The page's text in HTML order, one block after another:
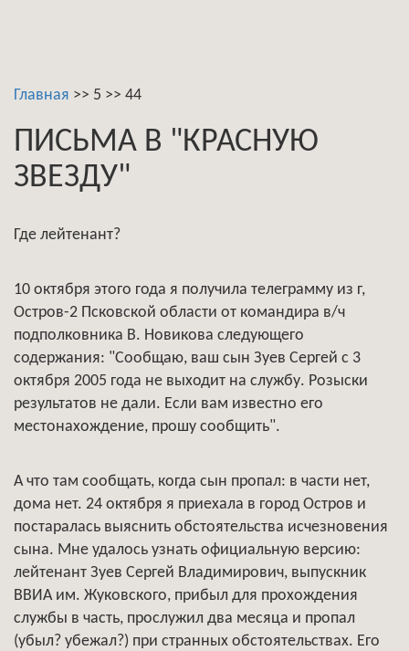
Главная >> 5 >> 44
ПИСЬМА В "КРАСНУЮ
ЗВЕЗДУ"
Где лейтенант?
10 октября этого года я получила телеграмму из г,
Остров-2 Псковской области от командира в/ч
подполковника В. Новикова следующего
содержания: "Сообщаю, ваш сын Зуев Сергей с 3
октября 2005 года не выходит на службу. Розыски
результатов не дали. Если вам известно его
местонахождение, прошу сообщить".
А что там сообщать, когда сын пропал: в части нет,
дома нет. 24 октября я приехала в город Остров и
постаралась выяснить обстоятельства исчезновения
сына. Мне удалось узнать официальную версию:
лейтенант Зуев Сергей Владимирович, выпускник
ВВИА им. Жуковского, прибыл для прохождения
службы в часть, прослужил два месяца и пропал
(убыл? убежал?) при странных обстоятельствах. Его